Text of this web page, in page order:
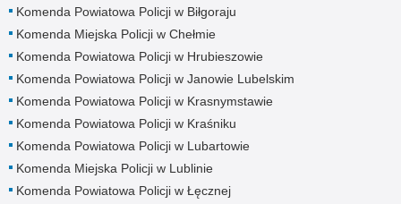
Komenda Powiatowa Policji w Biłgoraju
Komenda Miejska Policji w Chełmie
Komenda Powiatowa Policji w Hrubieszowie
Komenda Powiatowa Policji w Janowie Lubelskim
Komenda Powiatowa Policji w Krasnymstawie
Komenda Powiatowa Policji w Kraśniku
Komenda Powiatowa Policji w Lubartowie
Komenda Miejska Policji w Lublinie
Komenda Powiatowa Policji w Łęcznej